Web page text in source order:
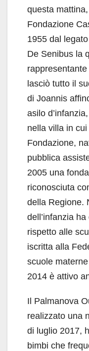
questa
Fondazione
1955 dal
De Senibus la
rappresentante
lasciò tutto il
di Joannis
asilo
nella villa in
Fondazione,
pubblica
2005 una
riconosciuta
della Regione.
dell’infanzia
rispetto alle
iscritta alla
scuole
2014 è attivo
Il Palmanova
realizzato una
di luglio 2017,
bimbi che